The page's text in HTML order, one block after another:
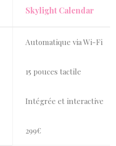
Skylight Calendar
Automatique via Wi-Fi
15 pouces tactile
Intégrée et interactive
299€